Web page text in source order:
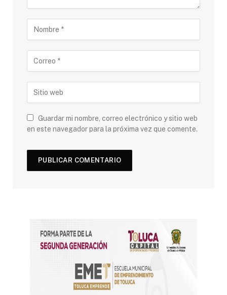
Guardar mi nombre, correo electrónico y sitio web
en este navegador para la próxima vez que comente.